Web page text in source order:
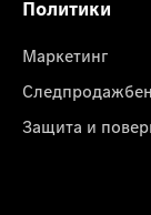
Политики
Маркетинг
Защита и